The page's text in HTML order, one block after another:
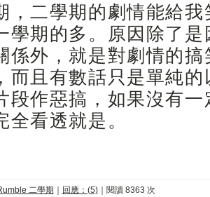
，二學期的劇情能給
學期的多。原因除了
係外，就是對劇情的
而且有數話只是單純
段作惡搞，如果沒有
全看透就是。
二學期 回應：(5)｜閱讀 8363 次